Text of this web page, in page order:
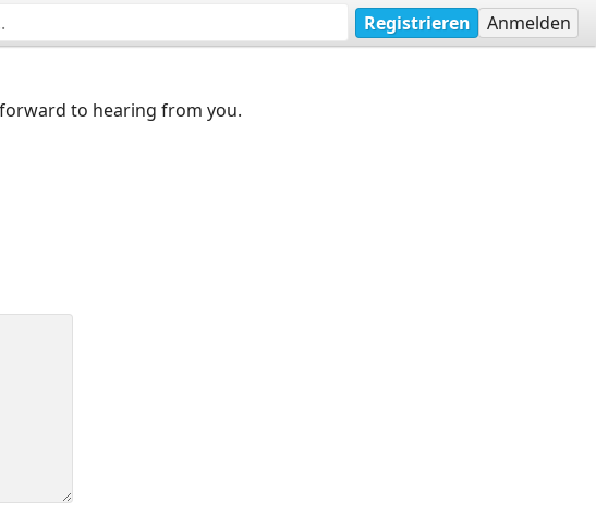
Registrieren Anmelden
to hearing from you.